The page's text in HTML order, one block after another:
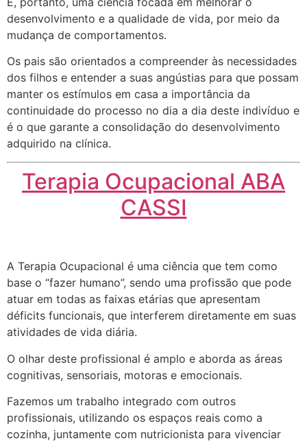
desenvolvimento e a qualidade de vida, por meio da
mudança de comportamentos.
Os pais são orientados a compreender às necessidades
dos filhos e entender a suas angústias para que possam
manter os estímulos em casa a importância da
continuidade do processo no dia a dia deste indivíduo e
é o que garante a consolidação do desenvolvimento
adquirido na clínica.
Terapia Ocupacional ABA
CASSI
A Terapia Ocupacional é uma ciência que tem como
base o “fazer humano”, sendo uma profissão que pode
atuar em todas as faixas etárias que apresentam
déficits funcionais, que interferem diretamente em suas
atividades de vida diária.
O olhar deste profissional é amplo e aborda as áreas
cognitivas, sensoriais, motoras e emocionais.
Fazemos um trabalho integrado com outros
profissionais, utilizando os espaços reais como a
cozinha, juntamente com nutricionista para vivenciar